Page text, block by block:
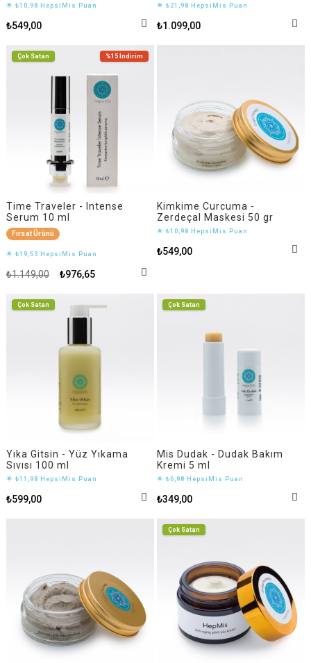
🌟 ₺10,98 HepsiMis Puan
₺549,00
🌟 ₺21,98 HepsiMis Puan
₺1.099,00
Time Traveler - Intense
Serum 10 ml
Fırsat Ürünü
🌟 ₺19,53 HepsiMis Puan
₺976,65
₺1.149,00
%15 İndirim
Çok Satan
Kimkime Curcuma -
Zerdeçal Maskesi 50 gr
🌟 ₺10,98 HepsiMis Puan
₺549,00
Yıka Gitsin - Yüz Yıkama
Sıvısı 100 ml
🌟 ₺11,98 HepsiMis Puan
₺599,00
Çok Satan
Mis Dudak - Dudak Bakım
Kremi 5 ml
🌟 ₺6,98 HepsiMis Puan
₺349,00
Çok Satan
Çok Satan